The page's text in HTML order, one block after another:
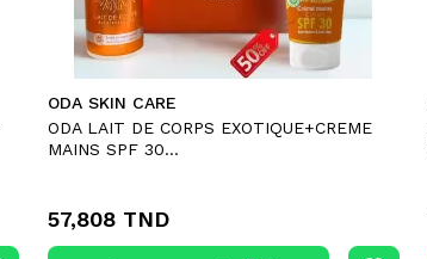
ODA SKIN CARE
ODA LAIT DE CORPS EXOTIQUE+CREME
MAINS SPF 30...
57,808 TND